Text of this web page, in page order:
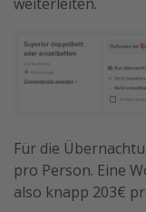
Für die
pro Person. Eine
also knapp 203€